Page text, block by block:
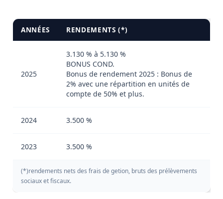
ANNÉES RENDEMENTS (*)
2025
3.130 % à 5.130 %
BONUS COND.
Bonus de rendement 2025 : Bonus de
2% avec une répartition en unités de
compte de 50% et plus.
2024 3.500 %
2023 3.500 %
(*)rendements nets des frais de getion, bruts des prélèvements
sociaux et fiscaux.